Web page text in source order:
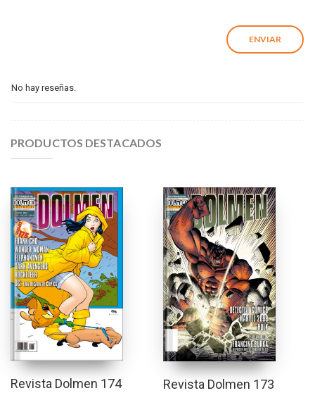
No hay reseñas.
PRODUCTOS DESTACADOS
Revista Dolmen 174 Revista Dolmen 173